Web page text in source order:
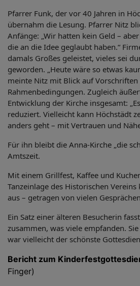
Pfarrer Funk, der vor 40 Jahren in
übernahm die Lesung. Pfarrer Nitz
Anfänge: „Wir hatten kein Geld –
die an die Idee geglaubt haben.“
damals Großes geleistet, vieles sei
geworden. „Heute wäre so etwas
meinte Nitz mit Blick auf Vorschriften
Rahmenbedingungen. Zugleich
Entwicklung der Kirche insgesamt:
reduziert. Vielleicht kann Höchstädt
anders geht – mit Vertrauen und
Für ihn bleibt die Anna-Kirche „die
Amtszeit.
Mit einem Grillfest, Kaffee und
Tanzeinlage des Historischen
aus – getragen von vielen
Ein Satz einer älteren Besucherin
zusammen, was viele empfanden.
war vielleicht der schönste
Bericht zum
Finger)